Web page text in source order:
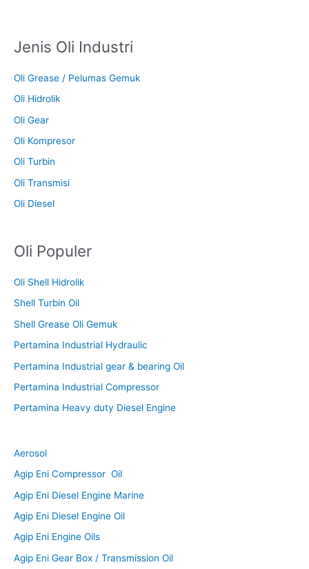
Jenis Oli Industri
Oli Grease / Pelumas Gemuk
Oli Hidrolik
Oli Gear
Oli Kompresor
Oli Turbin
Oli Transmisi
Oli Diesel
Oli Populer
Oli Shell Hidrolik
Shell Turbin Oil
Shell Grease Oli Gemuk
Pertamina Industrial Hydraulic
Pertamina Industrial gear & bearing Oil
Pertamina Industrial Compressor
Pertamina Heavy duty Diesel Engine
Aerosol
Agip Eni Compressor Oil
Agip Eni Diesel Engine Marine
Agip Eni Diesel Engine Oil
Agip Eni Engine Oils
Agip Eni Gear Box / Transmission Oil